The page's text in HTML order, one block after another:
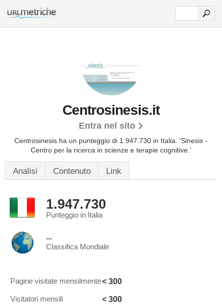
Centrosinesis.it
Entra nel sito
Centrosinesis ha un punteggio di 1.947.730 in Italia. 'Sinesis -
Centro per la ricerca in scienze e terapie cognitive.'
Analisi Contenuto Link
1.947.730
Punteggio in Italia
--
Classifica Mondiale
Pagine visitate mensilmente< 300
Visitatori mensili < 300